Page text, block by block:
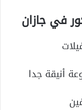
في جازان
أنيقة جدا